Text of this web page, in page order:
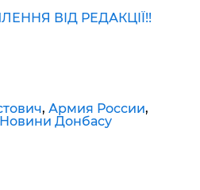
ВІД РЕДАКЦІЇ!!
, Армия России,
Новини Донбасу